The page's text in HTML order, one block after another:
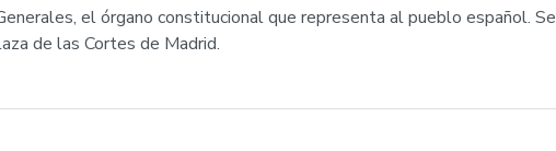
el órgano constitucional que representa al pueblo español. Se
de las Cortes de Madrid.